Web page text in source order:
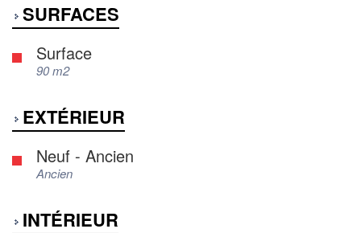
SURFACES
Surface
90 m2
EXTÉRIEUR
Neuf - Ancien
Ancien
INTÉRIEUR